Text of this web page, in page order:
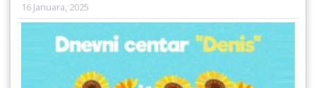
16 Januara, 2025